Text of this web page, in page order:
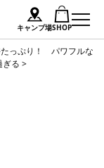
キャンプ場SHOP
っぷり！ パワフルな
ぎる >